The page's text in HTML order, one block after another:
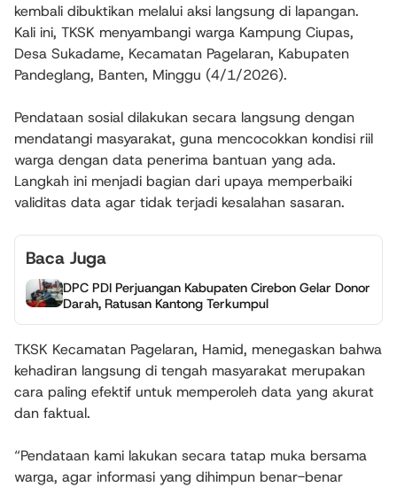
kembali dibuktikan melalui aksi langsung di lapangan.
Kali ini, TKSK menyambangi warga Kampung Ciupas,
Desa Sukadame, Kecamatan Pagelaran, Kabupaten
Pandeglang, Banten, Minggu (4/1/2026).
Pendataan sosial dilakukan secara langsung dengan
mendatangi masyarakat, guna mencocokkan kondisi riil
warga dengan data penerima bantuan yang ada.
Langkah ini menjadi bagian dari upaya memperbaiki
validitas data agar tidak terjadi kesalahan sasaran.
Baca Juga
DPC PDI Perjuangan Kabupaten Cirebon Gelar Donor
Darah, Ratusan Kantong Terkumpul
TKSK Kecamatan Pagelaran, Hamid, menegaskan bahwa
kehadiran langsung di tengah masyarakat merupakan
cara paling efektif untuk memperoleh data yang akurat
dan faktual.
“Pendataan kami lakukan secara tatap muka bersama
warga, agar informasi yang dihimpun benar-benar